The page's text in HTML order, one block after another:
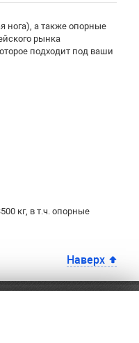
нога), а также опорные
рынка
подходит под ваши
кг, в т.ч. опорные
Наверх